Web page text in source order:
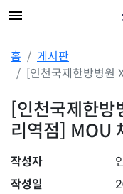
홈
게시판
[인천국제한방병원
[인천국제한방
리역점] MOU
작성자
작성일